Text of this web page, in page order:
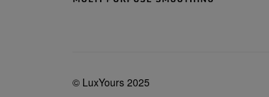
© LuxYours 2025